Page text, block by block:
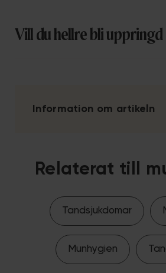
Vill du hellre bli uppringd
Information om artikeln
Relaterat till
Tandsjukdomar
Munhygien